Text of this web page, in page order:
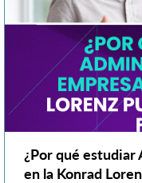
¿Por qué estudiar
en la Konrad